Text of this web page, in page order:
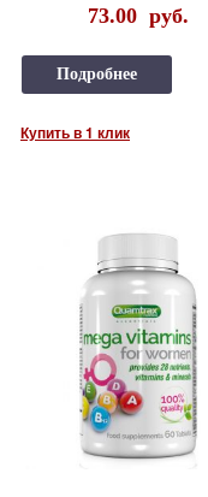
73.00 руб.
Подробнее
Купить в 1 клик